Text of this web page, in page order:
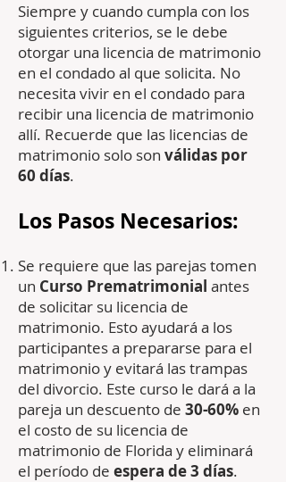
Siempre y cuando cumpla con los
siguientes criterios, se le debe
otorgar una licencia de matrimonio
en el condado al que solicita. No
necesita vivir en el condado para
recibir una licencia de matrimonio
allí. Recuerde que las licencias de
matrimonio solo son válidas por
60 días.
Los Pasos Necesarios:
Se requiere que las parejas tomen
un Curso Prematrimonial antes
de solicitar su licencia de
matrimonio. Esto ayudará a los
participantes a prepararse para el
matrimonio y evitará las trampas
del divorcio. Este curso le dará a la
pareja un descuento de 30-60% en
el costo de su licencia de
matrimonio de Florida y eliminará
el período de espera de 3 días.